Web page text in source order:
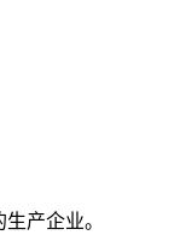
产企业。